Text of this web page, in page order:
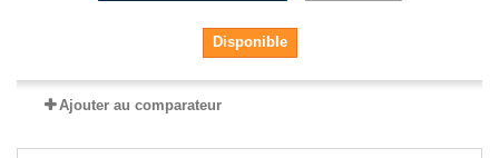
Disponible
Ajouter au comparateur